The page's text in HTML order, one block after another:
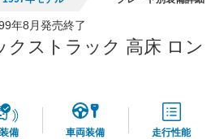
ます。
年8月発売終了
クストラック 高床 ロン
備 車両装備 走行性能